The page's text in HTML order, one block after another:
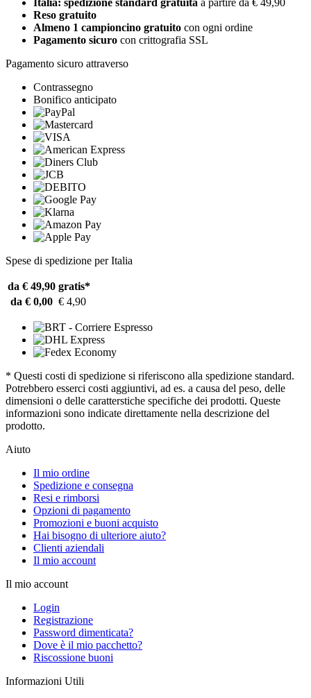
Italia: spedizione standard gratuita a partire da € 49,90
Reso gratuito
Almeno 1 campioncino gratuito con ogni ordine
Pagamento sicuro con crittografia SSL
Pagamento sicuro attraverso
Contrassegno
Bonifico anticipato
Spese di spedizione per Italia
da € 49,90 gratis*
da € 0,00 € 4,90
* Questi costi di spedizione si riferiscono alla spedizione standard.
Potrebbero esserci costi aggiuntivi, ad es. a causa del peso, delle
dimensioni o delle caratterstiche specifiche dei prodotti. Queste
informazioni sono indicate direttamente nella descrizione del
prodotto.
Aiuto
Il mio ordine
Spedizione e consegna
Resi e rimborsi
Opzioni di pagamento
Promozioni e buoni acquisto
Hai bisogno di ulteriore aiuto?
Clienti aziendali
Il mio account
Il mio account
Login
Registrazione
Password dimenticata?
Dove è il mio pacchetto?
Riscossione buoni
Informazioni Utili